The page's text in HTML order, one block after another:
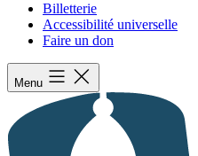
Billetterie
Accessibilité universelle
Faire un don
Menu